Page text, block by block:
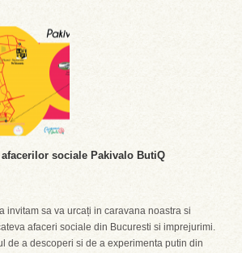
afacerilor sociale Pakivalo ButiQ
invitam sa va urcați in caravana noastra si
afaceri sociale din Bucuresti si imprejurimi.
de a descoperi si de a experimenta putin din